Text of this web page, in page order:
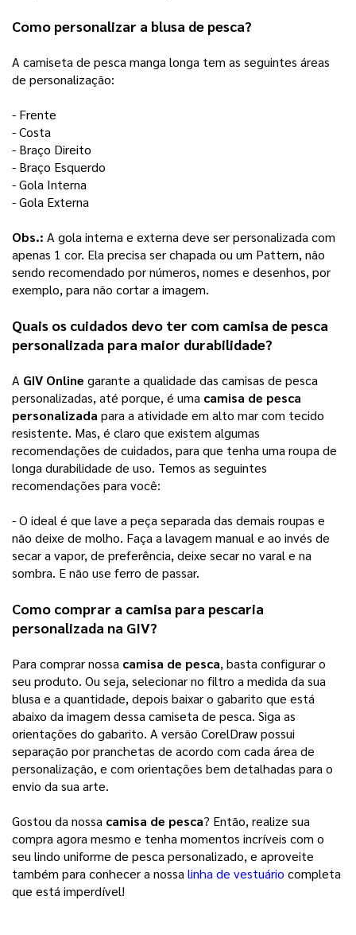
Como personalizar a blusa de pesca?
A camiseta de pesca manga longa tem as seguintes áreas
de personalização:
- Frente
- Costa
- Braço Direito
- Braço Esquerdo
- Gola Interna
- Gola Externa
Obs.: A gola interna e externa deve ser personalizada com
apenas 1 cor. Ela precisa ser chapada ou um Pattern, não
sendo recomendado por números, nomes e desenhos, por
exemplo, para não cortar a imagem.
Quais os cuidados devo ter com camisa de pesca
personalizada para maior durabilidade?
A GIV Online garante a qualidade das camisas de pesca
personalizadas, até porque, é uma camisa de pesca
personalizada para a atividade em alto mar com tecido
resistente. Mas, é claro que existem algumas
recomendações de cuidados, para que tenha uma roupa de
longa durabilidade de uso. Temos as seguintes
recomendações para você:
- O ideal é que lave a peça separada das demais roupas e
não deixe de molho. Faça a lavagem manual e ao invés de
secar a vapor, de preferência, deixe secar no varal e na
sombra. E não use ferro de passar.
Como comprar a camisa para pescaria
personalizada na GIV?
Para comprar nossa camisa de pesca, basta configurar o
seu produto. Ou seja, selecionar no filtro a medida da sua
blusa e a quantidade, depois baixar o gabarito que está
abaixo da imagem dessa camiseta de pesca. Siga as
orientações do gabarito. A versão CorelDraw possui
separação por pranchetas de acordo com cada área de
personalização, e com orientações bem detalhadas para o
envio da sua arte.
Gostou da nossa camisa de pesca? Então, realize sua
compra agora mesmo e tenha momentos incríveis com o
seu lindo uniforme de pesca personalizado, e aproveite
também para conhecer a nossalinha de vestuário completa
que está imperdível!